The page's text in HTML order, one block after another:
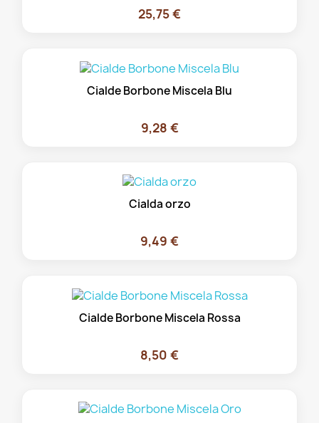
25,75 €
Cialde Borbone Miscela Blu
9,28 €
Cialda orzo
9,49 €
Cialde Borbone Miscela Rossa
8,50 €